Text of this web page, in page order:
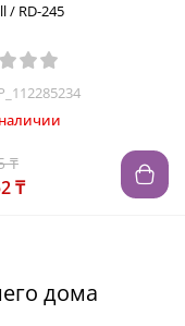
/ RD-245
₸
₸
дома